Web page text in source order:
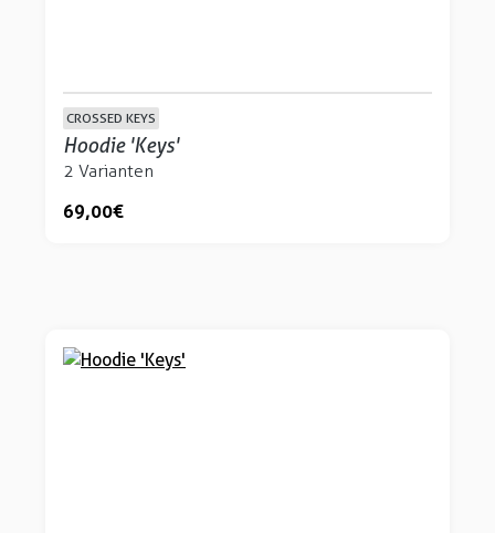
CROSSED KEYS
Hoodie 'Keys'
2 Varianten
69,00 €